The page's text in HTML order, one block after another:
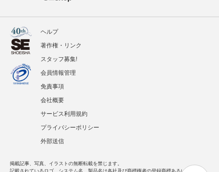
ヘルプ
著作権・リンク
スタッフ募集!
会員情報管理
免責事項
会社概要
サービス利用規約
プライバシーポリシー
外部送信
掲載記事、写真、イラストの無断転載を禁じます。
記載されているロゴ、システム名、製品名は各社及び商標権者の登録商標あるいは商標で